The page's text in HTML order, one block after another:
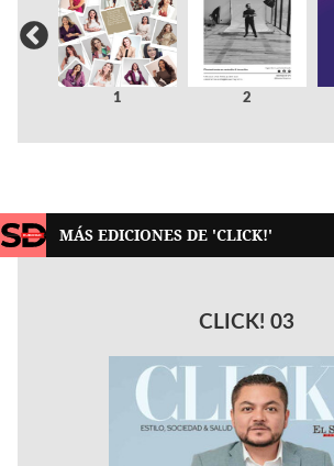
1 2
MÁS EDICIONES DE 'CLICK!'
CLICK! 03